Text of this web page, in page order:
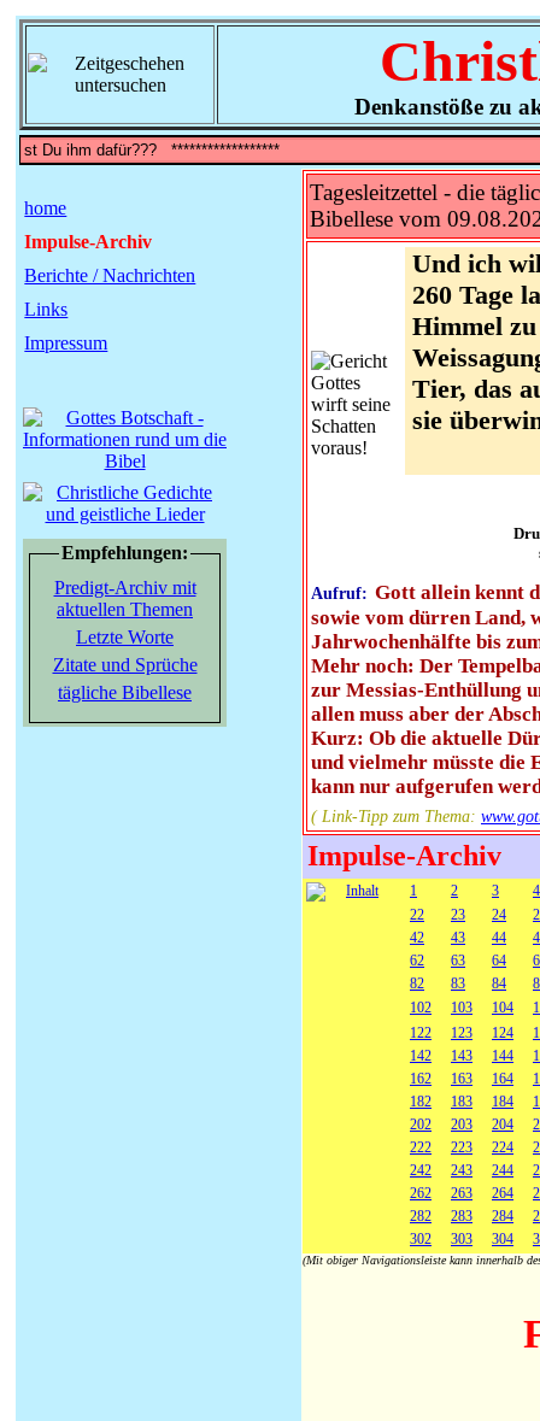
Denkanstöße zu
home
Impulse-Archiv
Berichte / Nachrichten
Links
Impressum
Empfehlungen:
Predigt-Archiv mit
aktuellen Themen
Letzte Worte
Zitate und Sprüche
tägliche Bibellese
Tagesleitzettel - die
Bibellese vom
Und ich
260 Tage
Himmel
Tier, das
sie
Aufruf: Gott allein kennt
sowie vom dürren Land,
Jahrwochenhälfte bis
Mehr noch: Der
zur Messias-Enthüllung
allen muss aber der
Kurz: Ob die aktuelle
und vielmehr müsste die
kann nur aufgerufen
( Link-Tipp zum Thema:
Impulse-Archiv
Inhalt 1 2 3
4
22
23 24
42
43 44
62
63 64
82
83 84
102
103 104
122
123 124
142
143 144
162
163 164
182
183 184
202
203 204
222
223 224
242
243 244
262
263 264
282
283 284
302
303 304
(Mit obiger Navigationsleiste kann innerhalb